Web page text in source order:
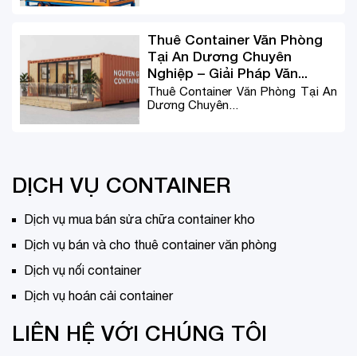
Thuê Container Văn Phòng
Tại An Dương Chuyên
Nghiệp – Giải Pháp Văn...
Thuê Container Văn Phòng Tại An
Dương Chuyên...
DỊCH VỤ CONTAINER
Dịch vụ mua bán sửa chữa container kho
Dịch vụ bán và cho thuê container văn phòng
Dịch vụ nối container
Dịch vụ hoán cải container
LIÊN HỆ VỚI CHÚNG TÔI